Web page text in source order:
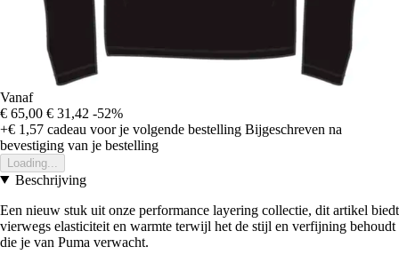
Vanaf
€ 65,00 € 31,42 -52%
+€ 1,57 cadeau voor je volgende bestelling Bijgeschreven na
bevestiging van je bestelling
Loading...
Beschrijving
Een nieuw stuk uit onze performance layering collectie, dit artikel biedt
vierwegs elasticiteit en warmte terwijl het de stijl en verfijning behoudt
die je van Puma verwacht.